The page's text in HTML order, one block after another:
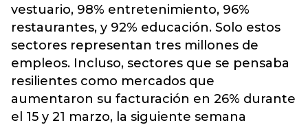
vestuario, 98% entretenimiento, 96%
restaurantes, y 92% educación. Solo estos
sectores representan tres millones de
empleos. Incluso, sectores que se pensaba
resilientes como mercados que
aumentaron su facturación en 26% durante
el 15 y 21 marzo, la siguiente semana